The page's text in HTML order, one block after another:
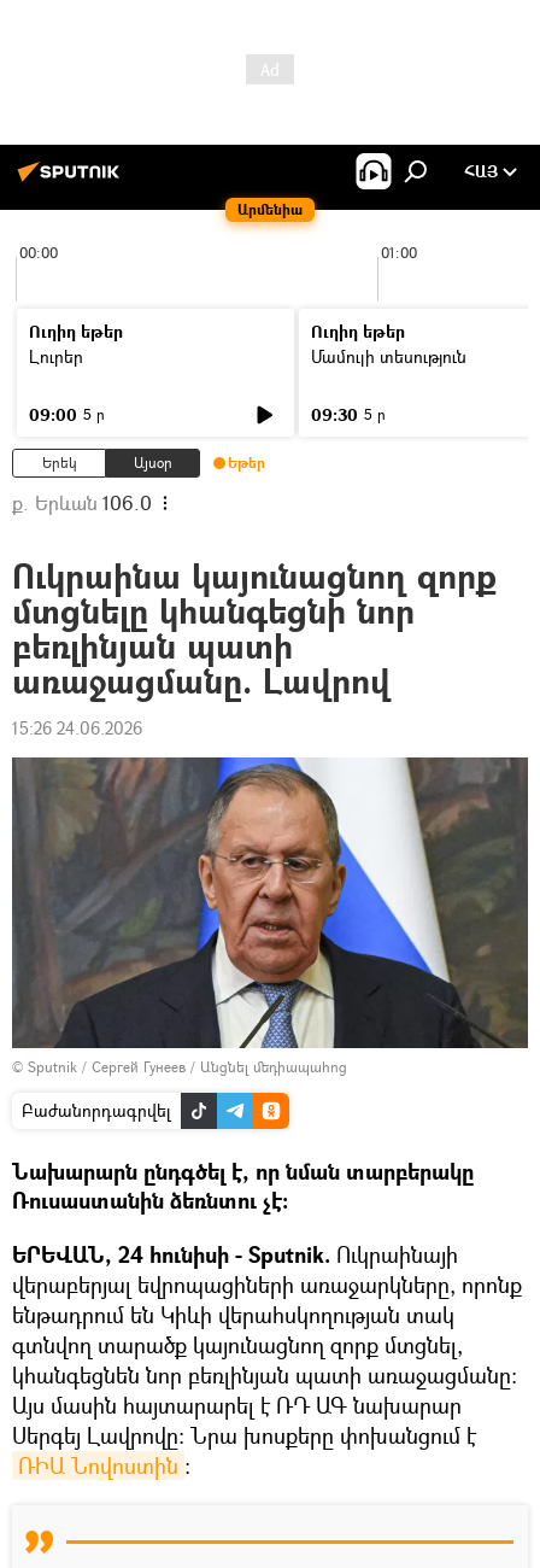
Արմենիա
ՀԱՅ
00:00 01:00
Ուղիղ եթեր
Լուրեր
09:00 5 ր
Ուղիղ եթեր
Մամուլի տեսություն
09:30 5 ր
Երեկ Այսօր Եթեր
ք. Երևան 106.0
Ուկրաինա կայունացնող զորք
մտցնելը կհանգեցնի նոր
բեռլինյան պատի
առաջացմանը. Լավրով
15:26 24.06.2026
© Sputnik / Сергей Гунеев / Անցնել մեդիապահոց
Բաժանորդագրվել
Նախարարն ընդգծել է, որ նման տարբերակը
Ռուսաստանին ձեռնտու չէ։
ԵՐԵՎԱՆ, 24 հունիսի - Sputnik. Ուկրաինայի
վերաբերյալ եվրոպացիների առաջարկները, որոնք
ենթադրում են Կիևի վերահսկողության տակ
գտնվող տարածք կայունացնող զորք մտցնել,
կհանգեցնեն նոր բեռլինյան պատի առաջացմանը։
Այս մասին հայտարարել է ՌԴ ԱԳ նախարար
Սերգեյ Լավրովը: Նրա խոսքերը փոխանցում է
ՌԻԱ Նովոստին ։